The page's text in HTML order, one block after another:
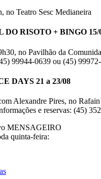
no Teatro Sesc Medianeira
DO RISOTO + BINGO 15/
no Pavilhão da
99944-0639 ou (45)
DAYS 21 a 23/08
Alexandre Pires, no
e reservas: (45)
MENSAGEIRO
quinta-feira: